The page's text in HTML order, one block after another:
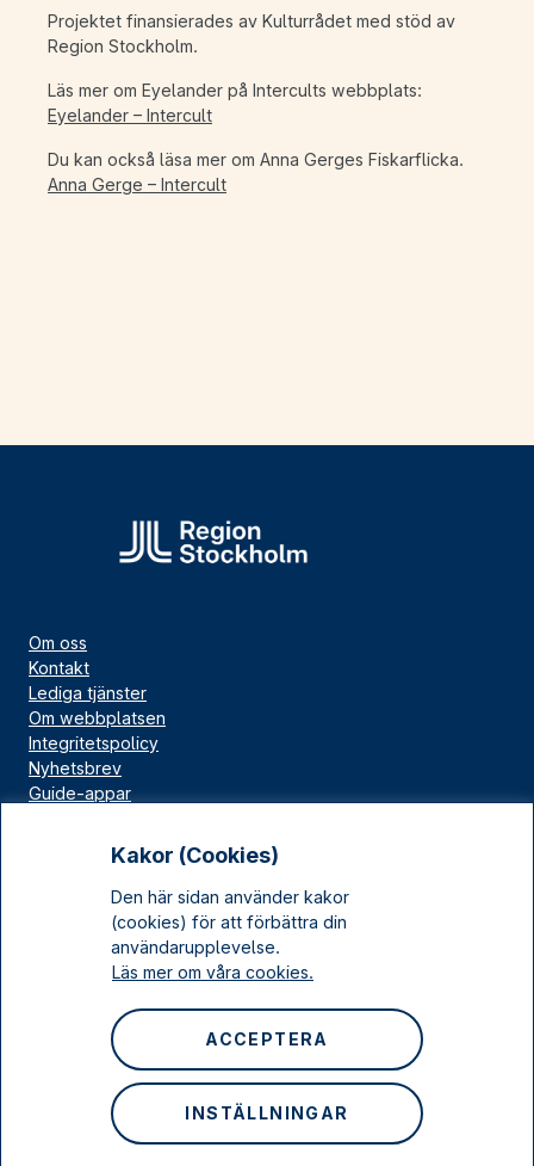
Kakor (Cookies)
Den här sidan använder kakor
(cookies) för att förbättra din
användarupplevelse.
Läs mer om våra cookies.
INSTÄLLNINGAR
ACCEPTERA
Projektet finansierades av Kulturrådet med stöd av
Region Stockholm.
Läs mer om Eyelander på Intercults webbplats:
Eyelander – Intercult
Du kan också läsa mer om Anna Gerges Fiskarflicka.
Anna Gerge – Intercult
Om oss
Kontakt
Lediga tjänster
Om webbplatsen
Integritetspolicy
Nyhetsbrev
Guide-appar
Kulturarv Stockholm
Sociala medier
Instagram
LinkedIn
YouTube